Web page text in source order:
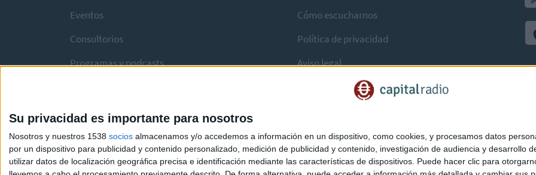
Su privacidad es importante para nosotros
Nosotros y nuestros 1538 socios almacenamos y/o accedemos a información en un dispositivo, como cookies, y procesamos datos
por un dispositivo para publicidad y contenido personalizado, medición de publicidad y contenido, investigación de audiencia y desarrollo
utilizar datos de localización geográfica precisa e identificación mediante las características de dispositivos. Puede hacer clic para
Eventos
Consultorios
Programas y podcasts
Cómo escucharnos
Política de privacidad
Aviso legal